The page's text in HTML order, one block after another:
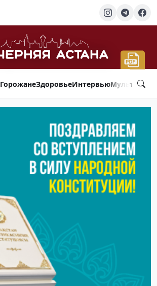
ГорожанеЗдоровьеИнтервью